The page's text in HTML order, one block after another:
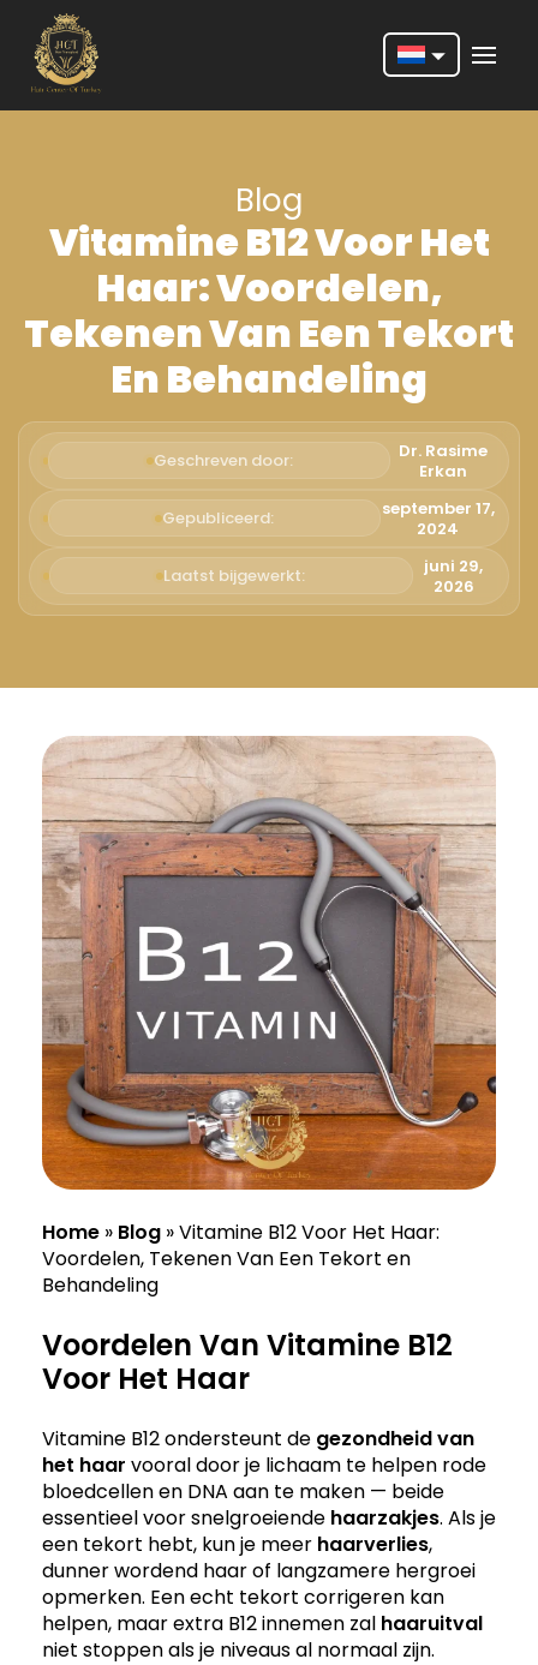
Deutsch
Português
Español
Türkçe
Italiano
Русский
Български
Blog
Vitamine B12 Voor Het
Haar: Voordelen,
Tekenen Van Een Tekort
En Behandeling
Geschreven door:
Dr. Rasime
Erkan
Gepubliceerd:
september 17,
2024
Laatst bijgewerkt:
juni 29,
2026
Home » Blog »Vitamine B12 Voor Het Haar:
Voordelen, Tekenen Van Een Tekort en
Behandeling
Voordelen Van Vitamine B12
Voor Het Haar
Vitamine B12 ondersteunt de gezondheid van
het haar vooral door je lichaam te helpen rode
bloedcellen en DNA aan te maken — beide
essentieel voor snelgroeiende haarzakjes. Als je
een tekort hebt, kun je meer haarverlies,
dunner wordend haar of langzamere hergroei
opmerken. Een echt tekort corrigeren kan
helpen, maar extra B12 innemen zal haaruitval
niet stoppen als je niveaus al normaal zijn.